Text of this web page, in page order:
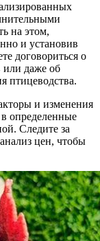
на этом,
и установив
договориться о
или даже об
птицеводства.
и изменения
определенные
Следите за
цен, чтобы